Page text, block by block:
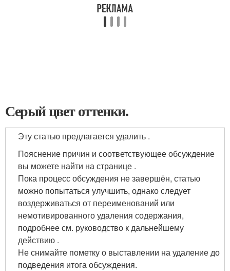
Серый цвет оттенки.
Эту статью предлагается удалить .
Пояснение причин и соответствующее обсуждение
вы можете найти на странице .
Пока процесс обсуждения не завершён, статью
можно попытаться улучшить, однако следует
воздерживаться от переименований или
немотивированного удаления содержания,
подробнее см. руководство к дальнейшему
действию .
Не снимайте пометку о выставлении на удаление до
подведения итога обсуждения.